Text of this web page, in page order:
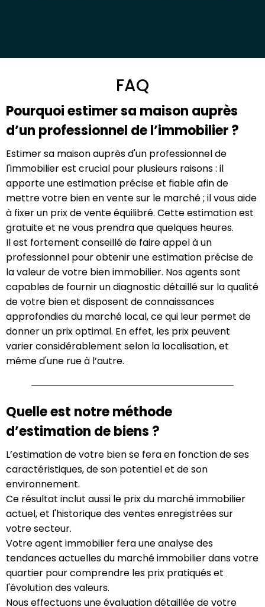
FAQ
Pourquoi estimer sa maison auprès
d’un professionnel de l’immobilier ?
Estimer sa maison auprès d'un professionnel de
l'immobilier est crucial pour plusieurs raisons : il
apporte une estimation précise et fiable afin de
mettre votre bien en vente sur le marché ; il vous aide
à fixer un prix de vente équilibré. Cette estimation est
gratuite et ne vous prendra que quelques heures.
Il est fortement conseillé de faire appel à un
professionnel pour obtenir une estimation précise de
la valeur de votre bien immobilier. Nos agents sont
capables de fournir un diagnostic détaillé sur la qualité
de votre bien et disposent de connaissances
approfondies du marché local, ce qui leur permet de
donner un prix optimal. En effet, les prix peuvent
varier considérablement selon la localisation, et
même d'une rue à l’autre.
Quelle est notre méthode
d’estimation de biens ?
L’estimation de votre bien se fera en fonction de ses
caractéristiques, de son potentiel et de son
environnement.
Ce résultat inclut aussi le prix du marché immobilier
actuel, et l'historique des ventes enregistrées sur
votre secteur.
Votre agent immobilier fera une analyse des
tendances actuelles du marché immobilier dans votre
quartier pour comprendre les prix pratiqués et
l'évolution des valeurs.
Nous effectuons une évaluation détaillée de votre